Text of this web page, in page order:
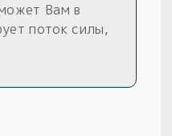
Вам в
поток силы,